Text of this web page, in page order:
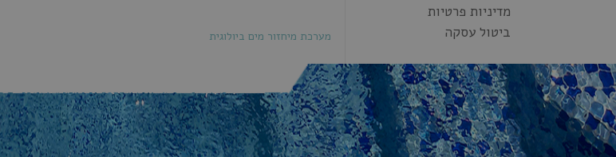
מערכת מיחזור מים ביולוגית
מדיניות פרטיות
ביטול עסקה